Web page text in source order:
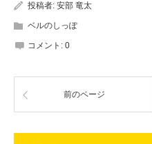
投稿者: 安部 竜太
ベルのしっぽ
コメント: 0
前のページ